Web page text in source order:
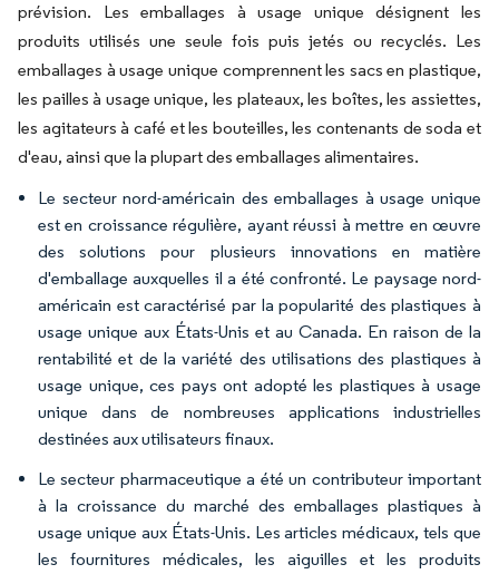
prévision. Les emballages à usage unique désignent les
produits utilisés une seule fois puis jetés ou recyclés. Les
emballages à usage unique comprennent les sacs en plastique,
les pailles à usage unique, les plateaux, les boîtes, les assiettes,
les agitateurs à café et les bouteilles, les contenants de soda et
d'eau, ainsi que la plupart des emballages alimentaires.
Le secteur nord-américain des emballages à usage unique
est en croissance régulière, ayant réussi à mettre en œuvre
des solutions pour plusieurs innovations en matière
d'emballage auxquelles il a été confronté. Le paysage nord-
américain est caractérisé par la popularité des plastiques à
usage unique aux États-Unis et au Canada. En raison de la
rentabilité et de la variété des utilisations des plastiques à
usage unique, ces pays ont adopté les plastiques à usage
unique dans de nombreuses applications industrielles
destinées aux utilisateurs finaux.
Le secteur pharmaceutique a été un contributeur important
à la croissance du marché des emballages plastiques à
usage unique aux États-Unis. Les articles médicaux, tels que
les fournitures médicales, les aiguilles et les produits